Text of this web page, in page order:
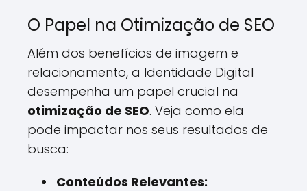
O Papel na Otimização de SEO
Além dos benefícios de imagem e
relacionamento, a Identidade Digital
desempenha um papel crucial na
otimização de SEO. Veja como ela
pode impactar nos seus resultados de
busca:
Conteúdos Relevantes: